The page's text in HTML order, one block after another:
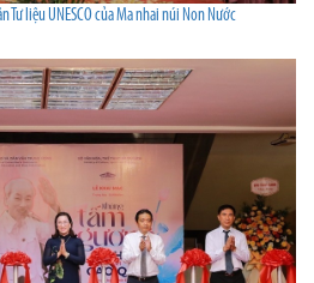
liệu UNESCO của Ma nhai núi Non Nước